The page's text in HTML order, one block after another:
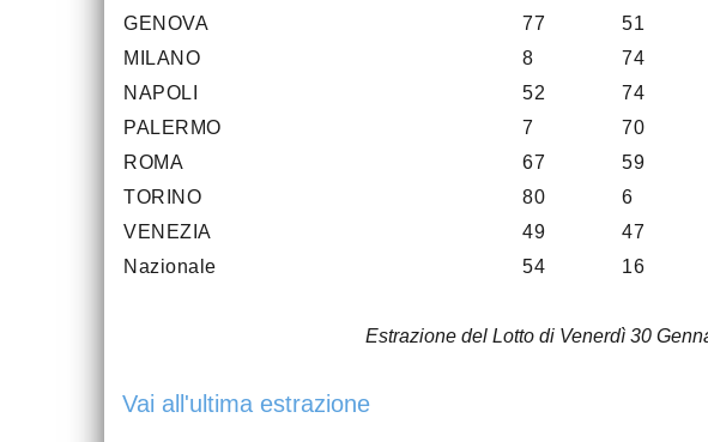
GENOVA
77 51
MILANO
8 74
NAPOLI
52 74
PALERMO
7 70
ROMA
67 59
TORINO
80 6
VENEZIA
49 47
Nazionale
54 16
Estrazione del Lotto di Venerdì 30
Vai all'ultima estrazione